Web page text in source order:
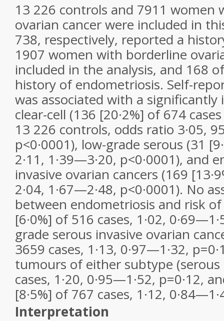
13 226 controls and 7911 women
ovarian cancer were included in
738, respectively, reported a
1907 women with borderline
included in the analysis, and 168
history of endometriosis. Self-
was associated with a significantly
clear-cell (136 [20·2%] of 674
13 226 controls, odds ratio 3·05,
p<0·0001), low-grade serous (31
2·11, 1·39—3·20, p<0·0001), and
invasive ovarian cancers (169
2·04, 1·67—2·48, p<0·0001). No
between endometriosis and risk
[6·0%] of 516 cases, 1·02,
grade serous invasive ovarian
3659 cases, 1·13, 0·97—1·32,
tumours of either subtype (serous
cases, 1·20, 0·95—1·52, p=0·12,
[8·5%] of 767 cases, 1·12,
Interpretation